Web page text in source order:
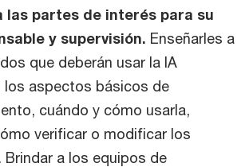
las partes de interés para su
y supervisión. Enseñarles a
que deberán usar la IA
los aspectos básicos de
cuándo y cómo usarla,
verificar o modificar los
Brindar a los equipos de